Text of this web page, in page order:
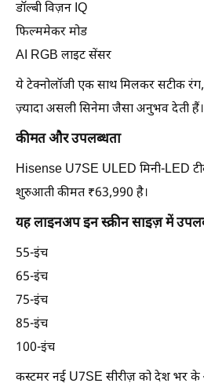
डॉल्बी विज़न IQ
फिल्ममेकर मोड
AI RGB लाइट सेंसर
ये टेक्नोलॉजी एक साथ मिलकर सटीक
ज़्यादा असली सिनेमा जैसा अनुभव देती हैं।
कीमत और उपलब्धता
Hisense U7SE ULED मिनी-LED
शुरुआती कीमत ₹63,990 है।
यह लाइनअप इन स्क्रीन साइज़ में
55-इंच
65-इंच
75-इंच
85-इंच
100-इंच
कस्टमर नई U7SE सीरीज़ को देश भर